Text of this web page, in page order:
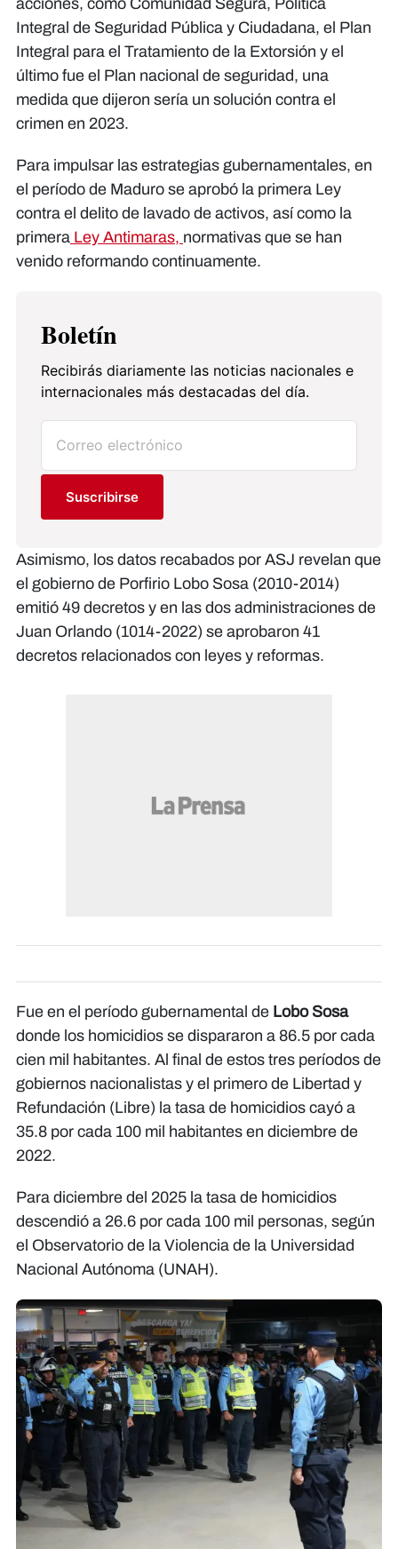
acciones, como Comunidad Segura, Política
Integral de Seguridad Pública y Ciudadana, el Plan
Integral para el Tratamiento de la Extorsión y el
último fue el Plan nacional de seguridad, una
medida que dijeron sería un solución contra el
crimen en 2023.
Para impulsar las estrategias gubernamentales, en
el período de Maduro se aprobó la primera Ley
contra el delito de lavado de activos, así como la
primera Ley Antimaras, normativas que se han
venido reformando continuamente.
Boletín
Recibirás diariamente las noticias nacionales e
internacionales más destacadas del día.
Suscribirse
Asimismo, los datos recabados por ASJ revelan que
el gobierno de Porfirio Lobo Sosa (2010-2014)
emitió 49 decretos y en las dos administraciones de
Juan Orlando (1014-2022) se aprobaron 41
decretos relacionados con leyes y reformas.
Fue en el período gubernamental de Lobo Sosa
donde los homicidios se dispararon a 86.5 por cada
cien mil habitantes. Al final de estos tres períodos de
gobiernos nacionalistas y el primero de Libertad y
Refundación (Libre) la tasa de homicidios cayó a
35.8 por cada 100 mil habitantes en diciembre de
2022.
Para diciembre del 2025 la tasa de homicidios
descendió a 26.6 por cada 100 mil personas, según
el Observatorio de la Violencia de la Universidad
Nacional Autónoma (UNAH).